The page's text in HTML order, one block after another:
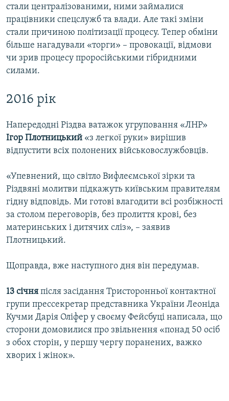
стали централізованими, ними займалися
працівники спецслужб та влади. Але такі зміни
стали причиною політизації процесу. Тепер обміни
більше нагадували «торги» – провокації, відмови
чи зрив процесу проросійськими гібридними
силами.
2016 рік
Напередодні Різдва ватажок угруповання «ЛНР»
Ігор Плотницький «з легкої руки» вирішив
відпустити всіх полонених військовослужбовців.
«Упевнений, що світло Вифлеємської зірки та
Різдвяні молитви підкажуть київським правителям
гідну відповідь. Ми готові влагодити всі розбіжності
за столом переговорів, без пролиття крові, без
материнських і дитячих сліз», – заявив
Плотницький.
Щоправда, вже наступного дня він передумав.
13 січня після засідання Тристоронньої контактної
групи прессекретар представника України Леоніда
Кучми Дарія Оліфер у своєму Фейсбуці написала, що
сторони домовилися про звільнення «понад 50 осіб
з обох сторін, у першу чергу поранених, важко
хворих і жінок».